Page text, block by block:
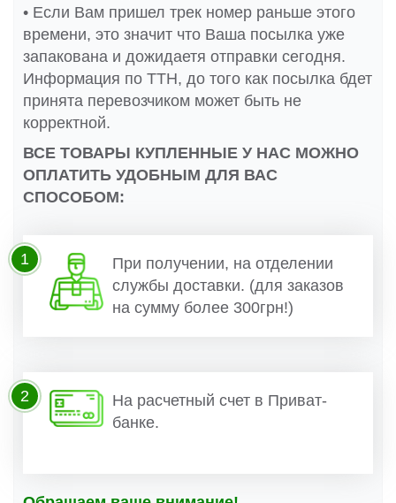
• Если Вам пришел трек номер раньше этого
времени, это значит что Ваша посылка уже
запакована и дожидаетя отправки сегодня.
Информация по ТТН, до того как посылка бдет
принята перевозчиком может быть не
корректной.
ВСЕ ТОВАРЫ КУПЛЕННЫЕ У НАС МОЖНО
ОПЛАТИТЬ УДОБНЫМ ДЛЯ ВАС
СПОСОБОМ:
При получении, на отделении
службы доставки. (для заказов
на сумму более 300грн!)
1
На расчетный счет в Приват-
банке.
2